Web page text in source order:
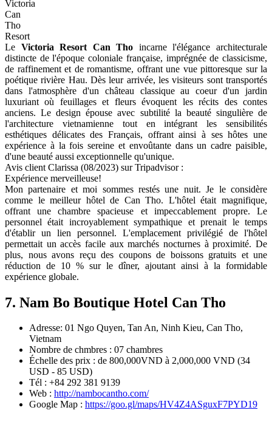
Victoria
Can
Tho
Resort
Le Victoria Resort Can Tho incarne l'élégance architecturale
distincte de l'époque coloniale française, imprégnée de classicisme,
de raffinement et de romantisme, offrant une vue pittoresque sur la
poétique rivière Hau. Dès leur arrivée, les visiteurs sont transportés
dans l'atmosphère d'un château classique au coeur d'un jardin
luxuriant où feuillages et fleurs évoquent les récits des contes
anciens. Le design épouse avec subtilité la beauté singulière de
l'architecture vietnamienne tout en intégrant les sensibilités
esthétiques délicates des Français, offrant ainsi à ses hôtes une
expérience à la fois sereine et envoûtante dans un cadre paisible,
d'une beauté aussi exceptionnelle qu'unique.
Avis client Clarissa (08/2023) sur Tripadvisor :
Expérience merveilleuse!
Mon partenaire et moi sommes restés une nuit. Je le considère
comme le meilleur hôtel de Can Tho. L'hôtel était magnifique,
offrant une chambre spacieuse et impeccablement propre. Le
personnel était incroyablement sympathique et prenait le temps
d'établir un lien personnel. L'emplacement privilégié de l'hôtel
permettait un accès facile aux marchés nocturnes à proximité. De
plus, nous avons reçu des coupons de boissons gratuits et une
réduction de 10 % sur le dîner, ajoutant ainsi à la formidable
expérience globale.
7. Nam Bo Boutique Hotel Can Tho
Adresse: 01 Ngo Quyen, Tan An, Ninh Kieu, Can Tho,
Vietnam
Nombre de chmbres : 07 chambres
Échelle des prix : de 800,000VND à 2,000,000 VND (34
USD - 85 USD)
Tél : +84 292 381 9139
Web : http://nambocantho.com/
Google Map : https://goo.gl/maps/HV4Z4ASguxF7PYD19